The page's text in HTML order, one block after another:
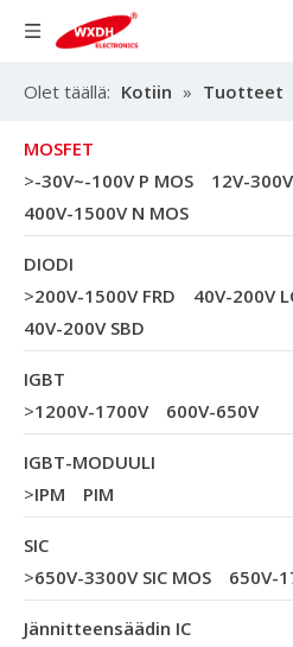
Olet täällä: Kotiin » Tuotteet
MOSFET
>-30V~-100V P MOS
12V-
400V-1500V N MOS
DIODI
>200V-1500V FRD
40V-200V
40V-200V SBD
IGBT
>1200V-1700V 600V-650V
IGBT-MODUULI
>IPM PIM
SIC
>650V-3300V SIC MOS 650V-
Jännitteensäädin IC